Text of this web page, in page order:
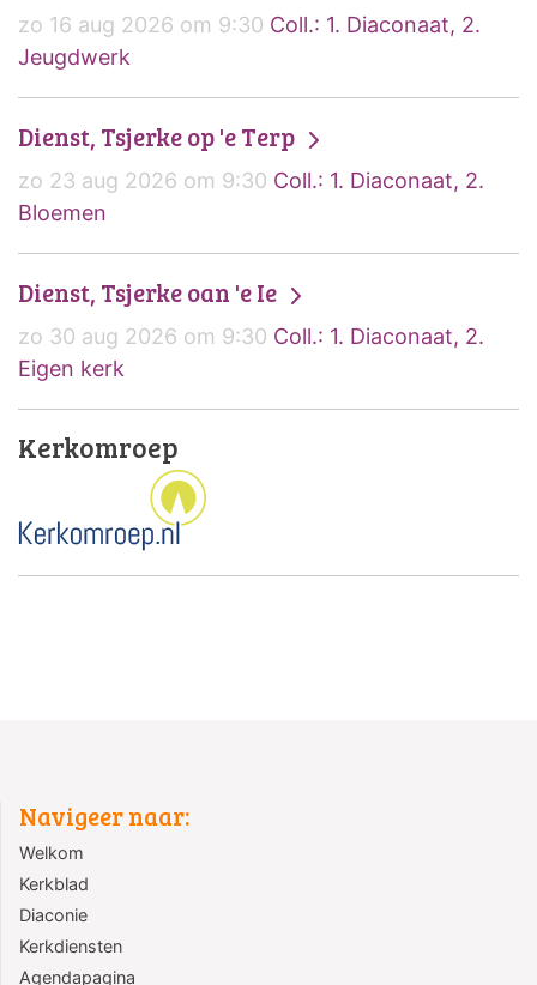
zo 16 aug 2026 om 9:30 Coll.: 1. Diaconaat, 2.
Jeugdwerk
Dienst, Tsjerke op 'e Terp
zo 23 aug 2026 om 9:30 Coll.: 1. Diaconaat, 2.
Bloemen
Dienst, Tsjerke oan 'e Ie
zo 30 aug 2026 om 9:30 Coll.: 1. Diaconaat, 2.
Eigen kerk
Kerkomroep
Navigeer naar:
Welkom
Kerkblad
Diaconie
Kerkdiensten
Agendapagina